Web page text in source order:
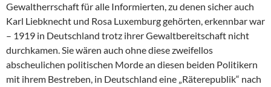
Gewaltherrschaft für alle Informierten, zu denen sicher auch
Karl Liebknecht und Rosa Luxemburg gehörten, erkennbar war
– 1919 in Deutschland trotz ihrer Gewaltbereitschaft nicht
durchkamen. Sie wären auch ohne diese zweifellos
abscheulichen politischen Morde an diesen beiden Politikern
mit ihrem Bestreben, in Deutschland eine „Räterepublik“ nach